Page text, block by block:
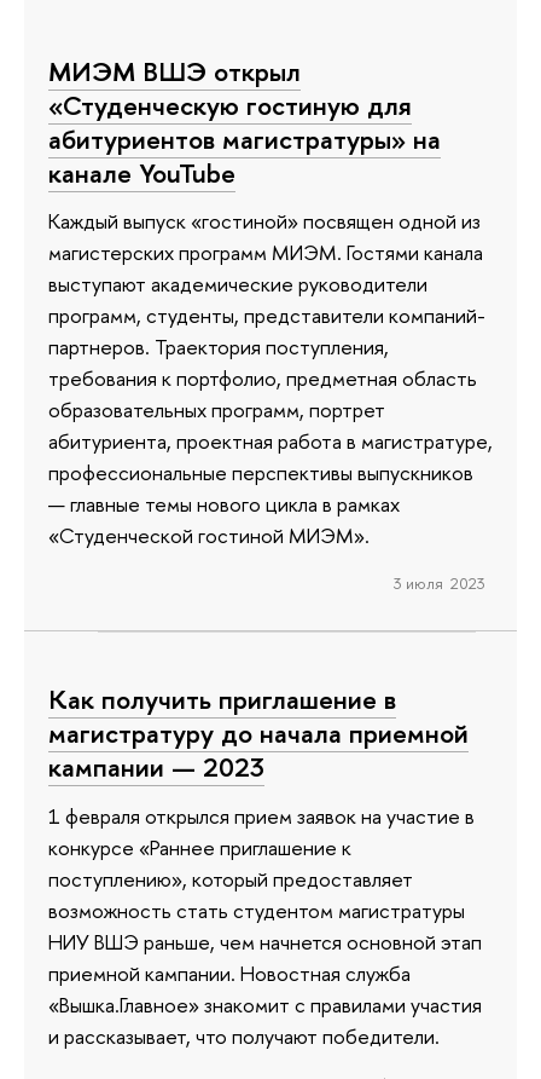
МИЭМ ВШЭ открыл
«Студенческую гостиную для
абитуриентов магистратуры» на
канале YouTube
Каждый выпуск «гостиной» посвящен одной из
магистерских программ МИЭМ. Гостями канала
выступают академические руководители
программ, студенты, представители компаний-
партнеров. Траектория поступления,
требования к портфолио, предметная область
образовательных программ, портрет
абитуриента, проектная работа в магистратуре,
профессиональные перспективы выпускников
— главные темы нового цикла в рамках
«Студенческой гостиной МИЭМ».
3 июля 2023
Как получить приглашение в
магистратуру до начала приемной
кампании — 2023
1 февраля открылся прием заявок на участие в
конкурсе «Раннее приглашение к
поступлению», который предоставляет
возможность стать студентом магистратуры
НИУ ВШЭ раньше, чем начнется основной этап
приемной кампании. Новостная служба
«Вышка.Главное» знакомит с правилами участия
и рассказывает, что получают победители.